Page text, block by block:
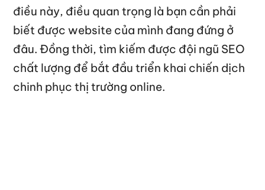
điều này, điều quan trọng là bạn cần phải
biết được website của mình đang đứng ở
đâu. Đồng thời, tìm kiếm được đội ngũ SEO
chất lượng để bắt đầu triển khai chiến dịch
chinh phục thị trường online.